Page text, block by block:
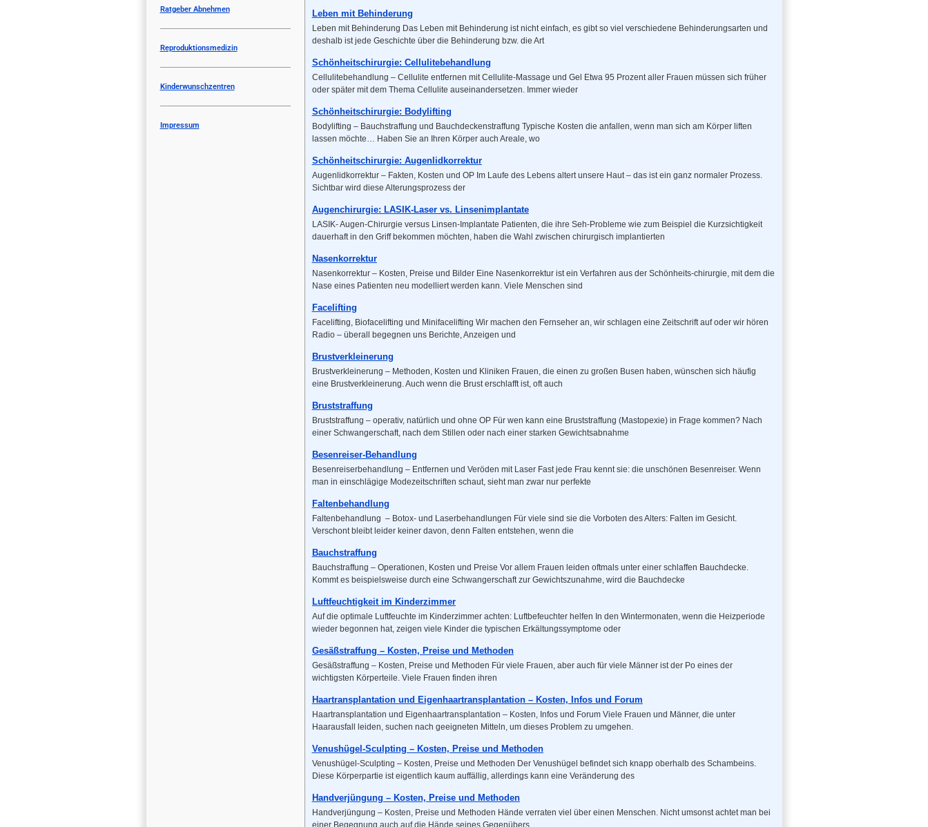
Ratgeber Abnehmen
Reproduktionsmedizin
Kinderwunschzentren
Impressum
Leben mit Behinderung
Leben mit Behinderung Das Leben mit Behinderung ist nicht einfach, es gibt so viel verschiedene Behinderungsarten und
deshalb ist jede Geschichte über die Behinderung bzw. die Art
Schönheitschirurgie: Cellulitebehandlung
Cellulitebehandlung – Cellulite entfernen mit Cellulite-Massage und Gel Etwa 95 Prozent aller Frauen müssen sich früher
oder später mit dem Thema Cellulite auseinandersetzen. Immer wieder
Schönheitschirurgie: Bodylifting
Bodylifting – Bauchstraffung und Bauchdeckenstraffung Typische Kosten die anfallen, wenn man sich am Körper liften
lassen möchte… Haben Sie an Ihren Körper auch Areale, wo
Schönheitschirurgie: Augenlidkorrektur
Augenlidkorrektur – Fakten, Kosten und OP Im Laufe des Lebens altert unsere Haut – das ist ein ganz normaler Prozess.
Sichtbar wird diese Alterungsprozess der
Augenchirurgie: LASIK-Laser vs. Linsenimplantate
LASIK- Augen-Chirurgie versus Linsen-Implantate Patienten, die ihre Seh-Probleme wie zum Beispiel die Kurzsichtigkeit
dauerhaft in den Griff bekommen möchten, haben die Wahl zwischen chirurgisch implantierten
Nasenkorrektur
Nasenkorrektur – Kosten, Preise und Bilder Eine Nasenkorrektur ist ein Verfahren aus der Schönheits-chirurgie, mit dem die
Nase eines Patienten neu modelliert werden kann. Viele Menschen sind
Facelifting
Facelifting, Biofacelifting und Minifacelifting Wir machen den Fernseher an, wir schlagen eine Zeitschrift auf oder wir hören
Radio – überall begegnen uns Berichte, Anzeigen und
Brustverkleinerung
Brustverkleinerung – Methoden, Kosten und Kliniken Frauen, die einen zu großen Busen haben, wünschen sich häufig
eine Brustverkleinerung. Auch wenn die Brust erschlafft ist, oft auch
Bruststraffung
Bruststraffung – operativ, natürlich und ohne OP Für wen kann eine Bruststraffung (Mastopexie) in Frage kommen? Nach
einer Schwangerschaft, nach dem Stillen oder nach einer starken Gewichtsabnahme
Besenreiser-Behandlung
Besenreiserbehandlung – Entfernen und Veröden mit Laser Fast jede Frau kennt sie: die unschönen Besenreiser. Wenn
man in einschlägige Modezeitschriften schaut, sieht man zwar nur perfekte
Faltenbehandlung
Faltenbehandlung – Botox- und Laserbehandlungen Für viele sind sie die Vorboten des Alters: Falten im Gesicht.
Verschont bleibt leider keiner davon, denn Falten entstehen, wenn die
Bauchstraffung
Bauchstraffung – Operationen, Kosten und Preise Vor allem Frauen leiden oftmals unter einer schlaffen Bauchdecke.
Kommt es beispielsweise durch eine Schwangerschaft zur Gewichtszunahme, wird die Bauchdecke
Luftfeuchtigkeit im Kinderzimmer
Auf die optimale Luftfeuchte im Kinderzimmer achten: Luftbefeuchter helfen In den Wintermonaten, wenn die Heizperiode
wieder begonnen hat, zeigen viele Kinder die typischen Erkältungssymptome oder
Gesäßstraffung – Kosten, Preise und Methoden
Gesäßstraffung – Kosten, Preise und Methoden Für viele Frauen, aber auch für viele Männer ist der Po eines der
wichtigsten Körperteile. Viele Frauen finden ihren
Haartransplantation und Eigenhaartransplantation – Kosten, Infos und Forum
Haartransplantation und Eigenhaartransplantation – Kosten, Infos und Forum Viele Frauen und Männer, die unter
Haarausfall leiden, suchen nach geeigneten Mitteln, um dieses Problem zu umgehen.
Venushügel-Sculpting – Kosten, Preise und Methoden
Venushügel-Sculpting – Kosten, Preise und Methoden Der Venushügel befindet sich knapp oberhalb des Schambeins.
Diese Körperpartie ist eigentlich kaum auffällig, allerdings kann eine Veränderung des
Handverjüngung – Kosten, Preise und Methoden
Handverjüngung – Kosten, Preise und Methoden Hände verraten viel über einen Menschen. Nicht umsonst achtet man bei
einer Begegnung auch auf die Hände seines Gegenübers.